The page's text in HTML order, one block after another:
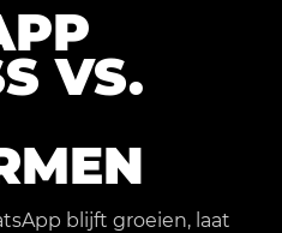
VS.
blijft groeien, laat